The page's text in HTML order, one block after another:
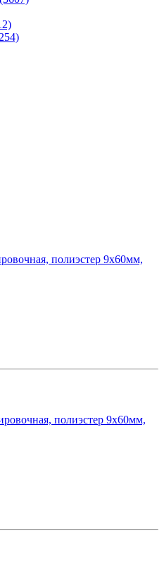
полиэстер 9х60мм,
полиэстер 9х60мм,